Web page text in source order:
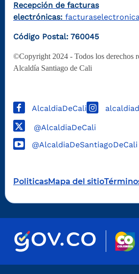
Recepción de facturas
electrónicas:
Código Postal: 760045
©Copyright 2024 - Todos los derechos
Alcaldía Santiago de Cali
AlcaldiaDeCali
@AlcaldiaDeCali
@AlcaldiaDeSantiagoDeCali
PoliticasMapa del sitio